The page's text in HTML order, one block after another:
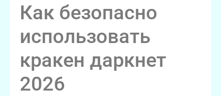
Как безопасно
использовать
кракен даркнет
2026